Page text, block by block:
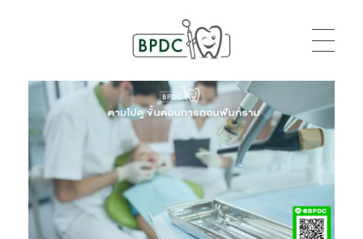
BPDC
แค่เว็บเวิร์ดเพรสเว็บหนึ่ง